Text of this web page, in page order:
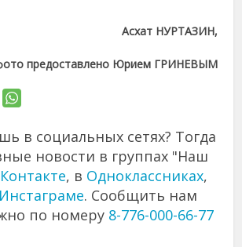
Асхат НУРТАЗИН,
предоставлено Юрием ГРИНЕВЫМ
в социальных сетях? Тогда
новости в группах "Наш
, в Одноклассниках,
Инстаграме. Сообщить нам
по номеру 8-776-000-66-77